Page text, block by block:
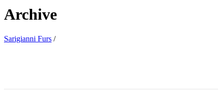
Archive
Sarigianni Furs /